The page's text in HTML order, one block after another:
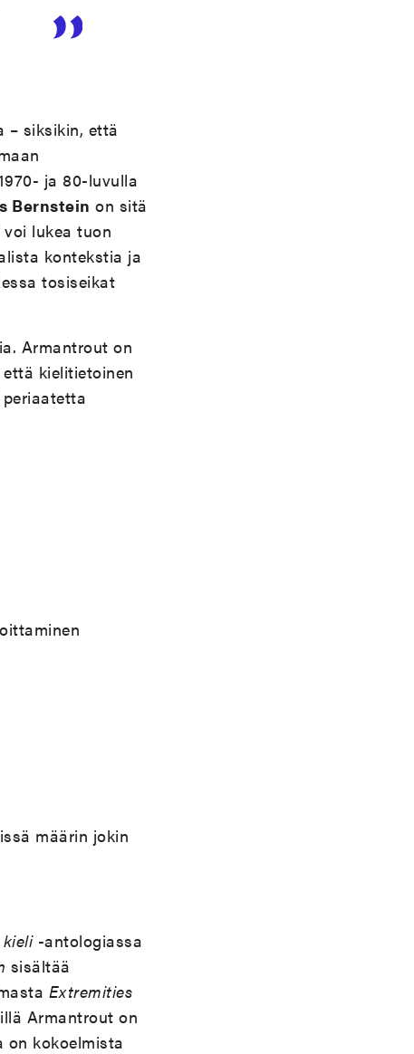
– siksikin, että
ja 80-luvulla
Bernstein on sitä
lukea tuon
kontekstia ja
tosiseikat
Armantrout on
kielitietoinen
määrin jokin
-antologiassa
sisältää
Extremities
Armantrout on
on kokoelmista